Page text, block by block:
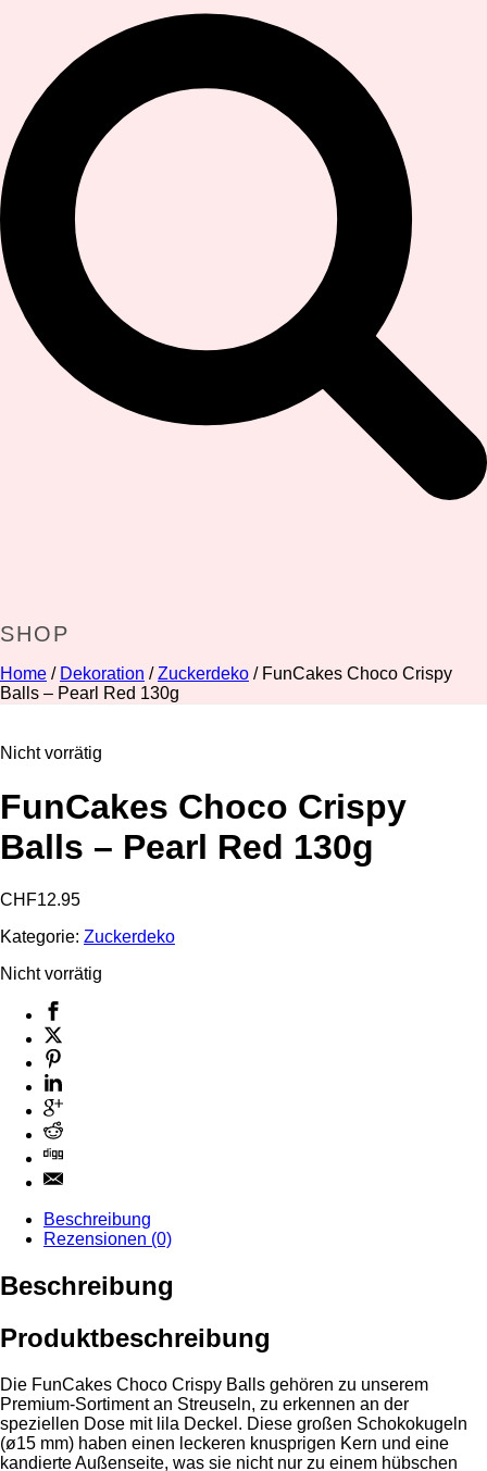
SHOP
Home / Dekoration / Zuckerdeko / FunCakes Choco Crispy
Balls – Pearl Red 130g
Nicht vorrätig
FunCakes Choco Crispy
Balls – Pearl Red 130g
CHF12.95
Kategorie: Zuckerdeko
Nicht vorrätig
Beschreibung
Rezensionen (0)
Beschreibung
Produktbeschreibung
Die FunCakes Choco Crispy Balls gehören zu unserem
Premium-Sortiment an Streuseln, zu erkennen an der
speziellen Dose mit lila Deckel. Diese großen Schokokugeln
(ø15 mm) haben einen leckeren knusprigen Kern und eine
kandierte Außenseite, was sie nicht nur zu einem hübschen